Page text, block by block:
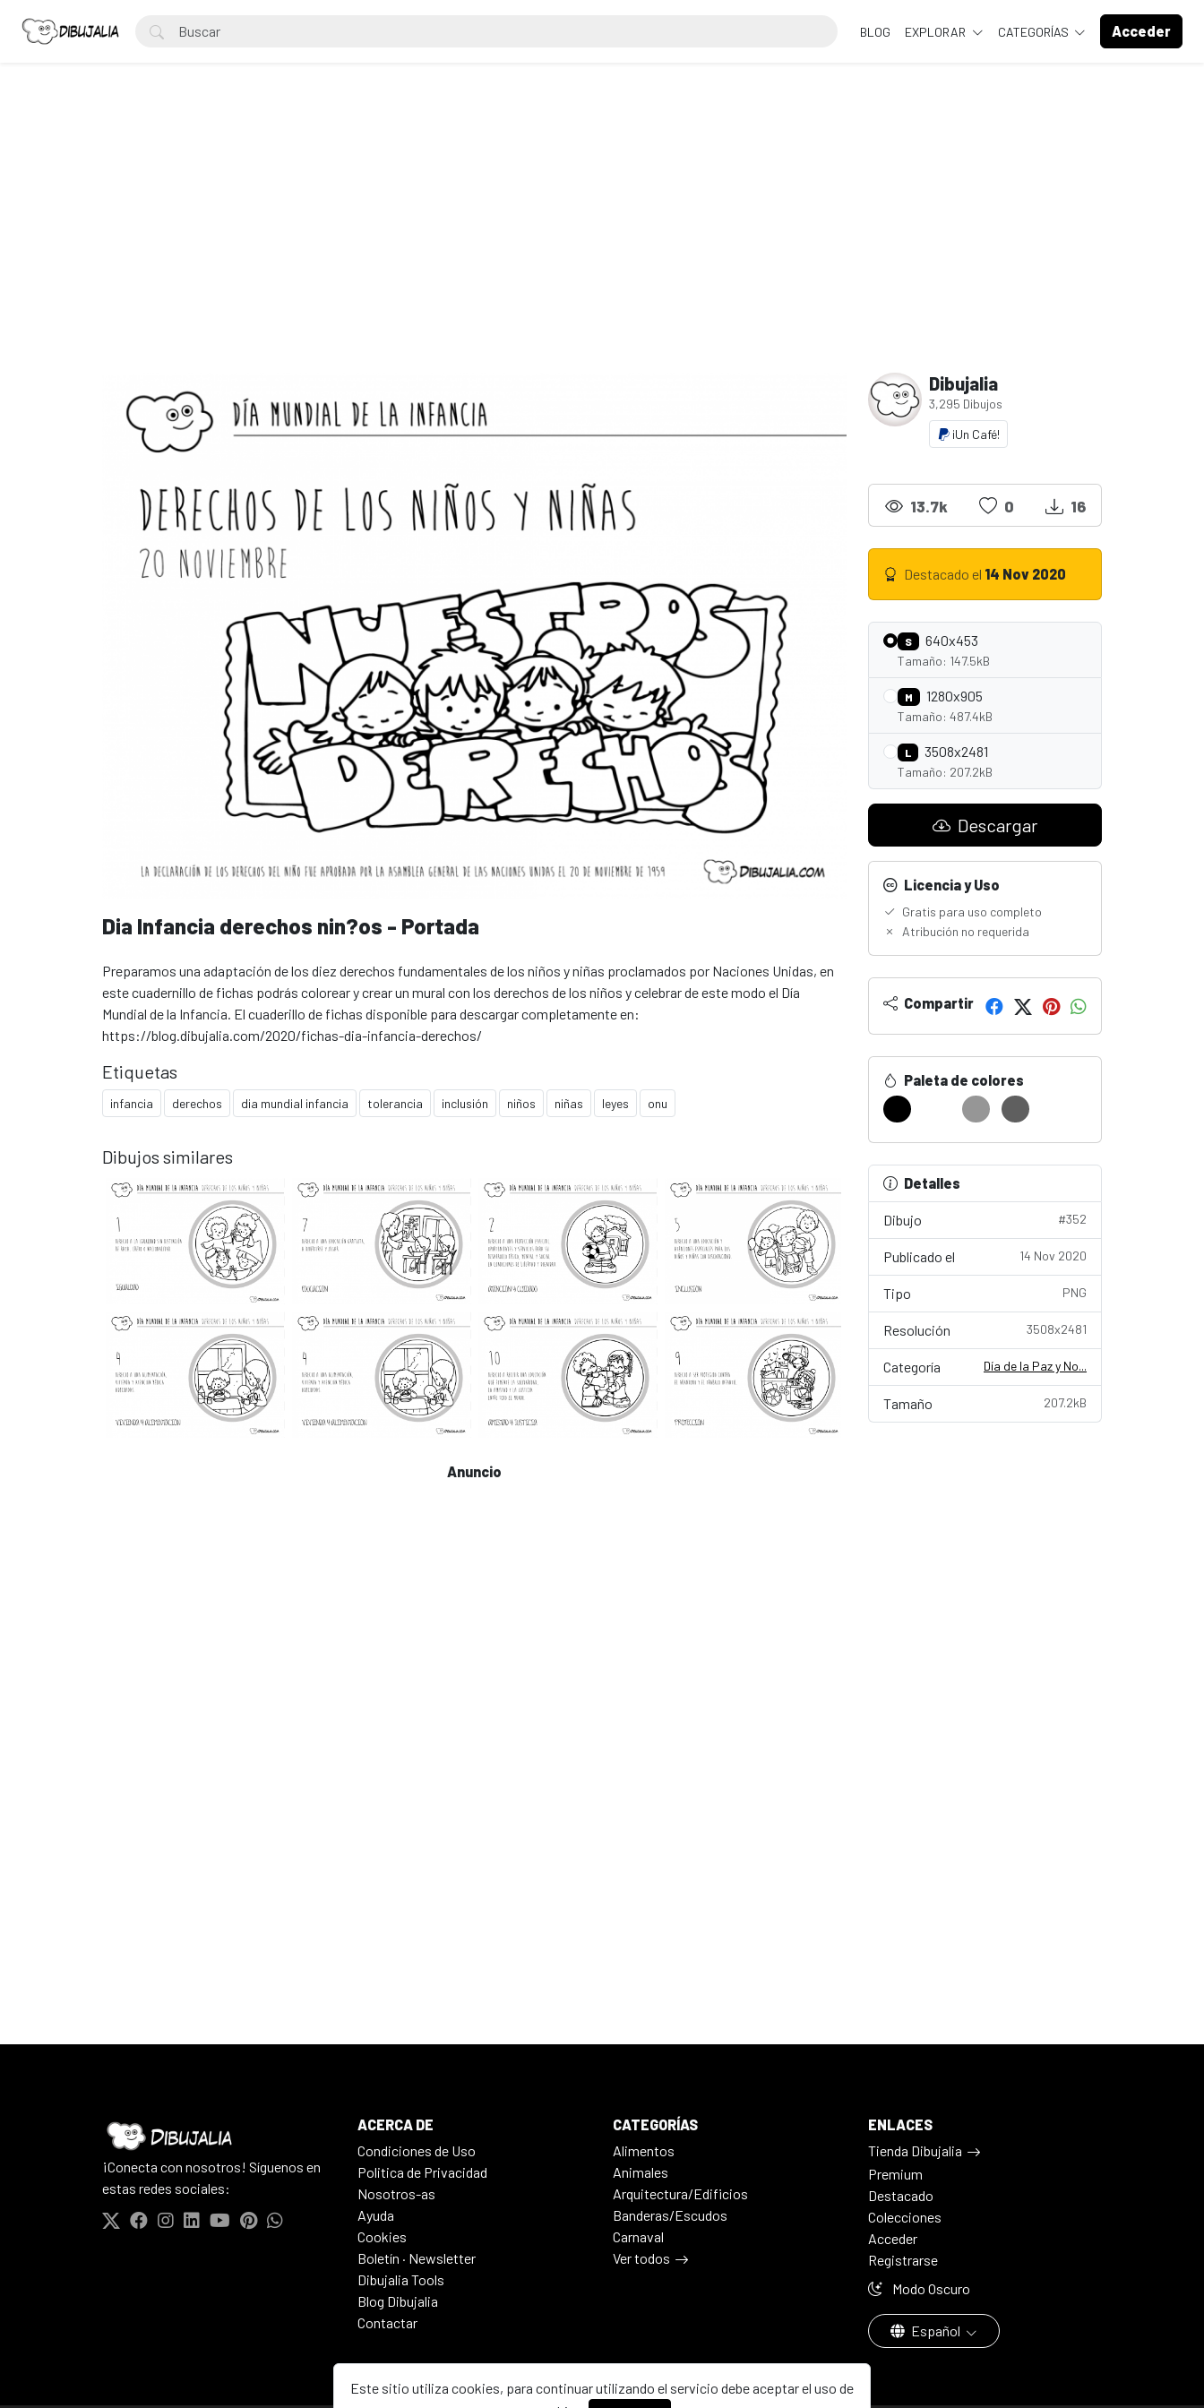
Este sitio utiliza cookies, para continuar utilizando el servicio debe aceptar el uso de
BLOG EXPLORAR CATEGORÍAS Acceder
Dia Infancia derechos nin?os - Portada
Preparamos una adaptación de los diez derechos fundamentales de los niños y niñas proclamados por Naciones Unidas, en
este cuadernillo de fichas podrás colorear y crear un mural con los derechos de los niños y celebrar de este modo el Día
Mundial de la Infancia. El cuaderillo de fichas disponible para descargar completamente en:
https://blog.dibujalia.com/2020/fichas-dia-infancia-derechos/
Etiquetas
infancia derechos dia mundial infancia tolerancia inclusión niños niñas leyes onu
Dibujos similares
Anuncio
Dibujalia
3,295 Dibujos
¡Un Café!
13.7k 0 16
Destacado el 14 Nov 2020
S 640x453
Tamaño: 147.5kB
M 1280x905
Tamaño: 487.4kB
L 3508x2481
Tamaño: 207.2kB
Descargar
Licencia y Uso
Gratis para uso completo
Atribución no requerida
Compartir
Paleta de colores
Detalles
Dibujo #352
Publicado el 14 Nov 2020
Tipo PNG
Resolución 3508x2481
Categoría Día de la Paz y No...
Tamaño 207.2kB
¡Conecta con nosotros! Síguenos en
estas redes sociales:
ACERCA DE
Condiciones de Uso
Politica de Privacidad
Nosotros-as
Ayuda
Cookies
Boletín · Newsletter
Dibujalia Tools
Blog Dibujalia
Contactar
CATEGORÍAS
Alimentos
Animales
Arquitectura/Edificios
Banderas/Escudos
Carnaval
Ver todos
ENLACES
Tienda Dibujalia
Premium
Destacado
Colecciones
Acceder
Registrarse
Modo Oscuro
Español